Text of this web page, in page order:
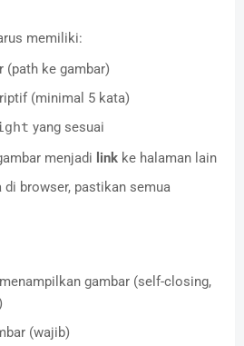
memiliki:
(path ke gambar)
(minimal 5 kata)
yang sesuai
menjadi link ke halaman lain
di browser, pastikan semua
gambar (self-closing,
(wajib)